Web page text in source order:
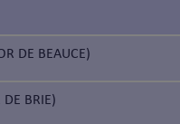
DE BEAUCE)
DE BRIE)